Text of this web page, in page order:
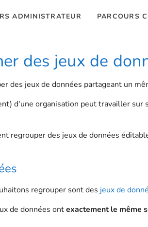
ADMINISTRATEUR PARCOURS
des jeux de
des jeux de données partageant un
d'une organisation peut travailler
regrouper des jeux de données
regrouper sont des jeux de
de données ontexactement le même